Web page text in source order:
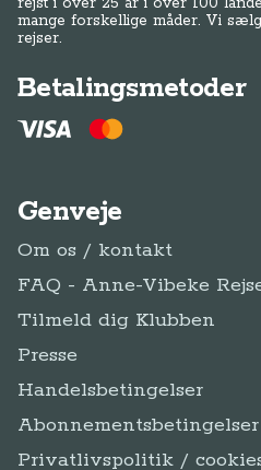
mange forskellige måder. Vi
rejser.
Betalingsmetoder
Genveje
Om os / kontakt
FAQ - Anne-Vibeke
Tilmeld dig Klubben
Presse
Handelsbetingelser
Abonnementsbetingelser
Privatlivspolitik /